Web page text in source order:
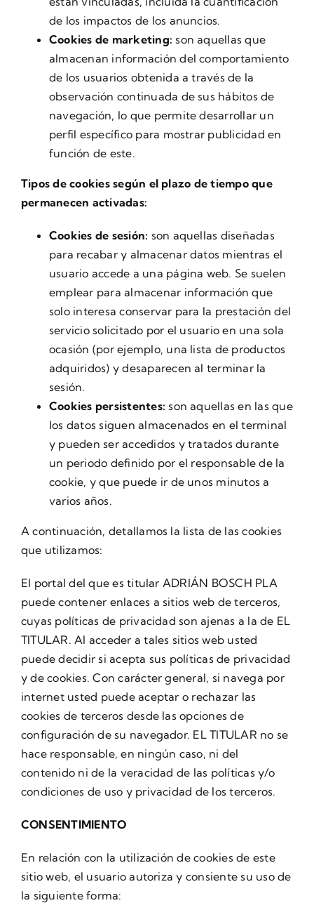
de los impactos de los anuncios.
Cookies de marketing: son aquellas que
almacenan información del comportamiento
de los usuarios obtenida a través de la
observación continuada de sus hábitos de
navegación, lo que permite desarrollar un
perfil específico para mostrar publicidad en
función de este.
Tipos de cookies según el plazo de tiempo que
permanecen activadas:
Cookies de sesión: son aquellas diseñadas
para recabar y almacenar datos mientras el
usuario accede a una página web. Se suelen
emplear para almacenar información que
solo interesa conservar para la prestación del
servicio solicitado por el usuario en una sola
ocasión (por ejemplo, una lista de productos
adquiridos) y desaparecen al terminar la
sesión.
Cookies persistentes: son aquellas en las que
los datos siguen almacenados en el terminal
y pueden ser accedidos y tratados durante
un periodo definido por el responsable de la
cookie, y que puede ir de unos minutos a
varios años.
A continuación, detallamos la lista de las cookies
que utilizamos:
El portal del que es titular ADRIÁN BOSCH PLA
puede contener enlaces a sitios web de terceros,
cuyas políticas de privacidad son ajenas a la de EL
TITULAR. Al acceder a tales sitios web usted
puede decidir si acepta sus políticas de privacidad
y de cookies. Con carácter general, si navega por
internet usted puede aceptar o rechazar las
cookies de terceros desde las opciones de
configuración de su navegador. EL TITULAR no se
hace responsable, en ningún caso, ni del
contenido ni de la veracidad de las políticas y/o
condiciones de uso y privacidad de los terceros.
CONSENTIMIENTO
En relación con la utilización de cookies de este
sitio web, el usuario autoriza y consiente su uso de
la siguiente forma: